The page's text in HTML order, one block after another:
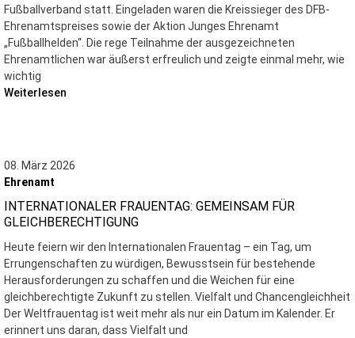
Fußballverband statt. Eingeladen waren die Kreissieger des DFB-
Ehrenamtspreises sowie der Aktion Junges Ehrenamt
„Fußballhelden“. Die rege Teilnahme der ausgezeichneten
Ehrenamtlichen war äußerst erfreulich und zeigte einmal mehr, wie
wichtig
Weiterlesen
08. März 2026
Ehrenamt
INTERNATIONALER FRAUENTAG: GEMEINSAM FÜR
GLEICHBERECHTIGUNG
Heute feiern wir den Internationalen Frauentag – ein Tag, um
Errungenschaften zu würdigen, Bewusstsein für bestehende
Herausforderungen zu schaffen und die Weichen für eine
gleichberechtigte Zukunft zu stellen. Vielfalt und Chancengleichheit
Der Weltfrauentag ist weit mehr als nur ein Datum im Kalender. Er
erinnert uns daran, dass Vielfalt und